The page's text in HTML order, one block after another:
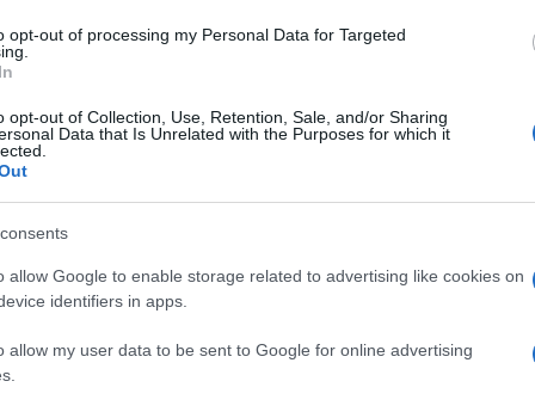
opt-out of processing my Personal Data for Targeted
opt-out of Collection, Use, Retention, Sale, and/or Sharing
Data that Is Unrelated with the Purposes for which it
allow Google to enable storage related to advertising like cookies on
identifiers in apps.
allow my user data to be sent to Google for online advertising